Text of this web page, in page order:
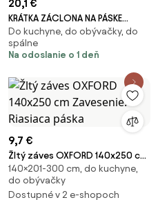
20,1 €
KRÁTKA ZÁCLONA NA PÁSKE
DOLOREZ 150X60 CM KVETY
Do kuchyne, do obývačky, do
spálne
Na odoslanie o 1 deň
9,7 €
Žltý záves OXFORD 140x250 cm
Zavesenie: Riasiaca páska
140×201-300 cm, do kuchyne,
do obývačky
Dostupné v 2 e-shopoch